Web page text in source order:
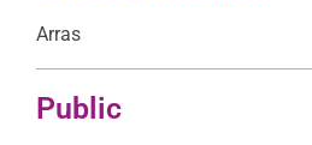
Arras
Public